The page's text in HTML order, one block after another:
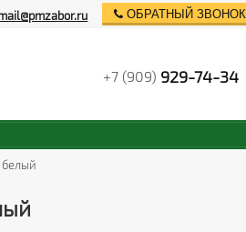
белый
ОБРАТНЫЙ ЗВОНОК
+7 (909) 929-74-34